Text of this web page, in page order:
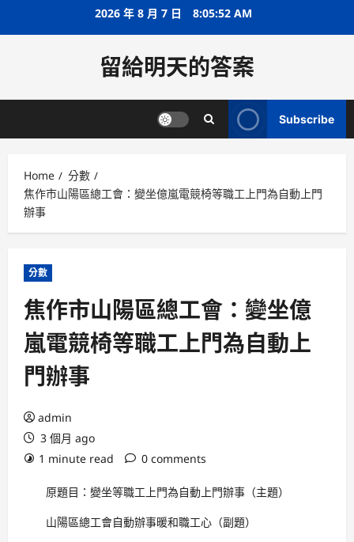
2026 年 8 月 7 日 8:05:53 AM
留給明天的答案
Subscribe
Home
分數
焦作市山陽區總工會：變坐億嵐電競椅等職工上門為自動上門
辦事
分數
焦作市山陽區總工會：變坐億
嵐電競椅等職工上門為自動上
門辦事
admin
3 個月 ago
1 minute read
0 comments
原題目：變坐等職工上門為自動上門辦事（主題）
山陽區總工會自動辦事暖和職工心（副題）